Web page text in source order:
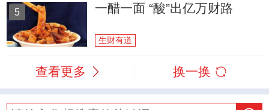
5 一醋一面 “酸”出亿万财路
生财有道
查看更多 换一换